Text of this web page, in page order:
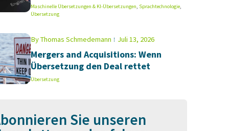
Maschinelle Übersetzungen & KI-Übersetzungen, Sprachtechnologie,
Übersetzung
ByThomas Schmedemann Juli 13, 2026
Mergers and Acquisitions: Wenn
Übersetzung den Deal rettet
Übersetzung
Sie unseren